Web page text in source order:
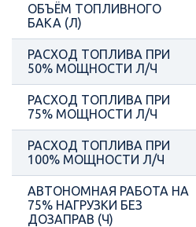
ОБЪЁМ ТОПЛИВНОГО
БАКА (Л)
РАСХОД ТОПЛИВА ПРИ
50% МОЩНОСТИ Л/Ч
РАСХОД ТОПЛИВА ПРИ
75% МОЩНОСТИ Л/Ч
РАСХОД ТОПЛИВА ПРИ
100% МОЩНОСТИ Л/Ч
АВТОНОМНАЯ РАБОТА НА
75% НАГРУЗКИ БЕЗ
ДОЗАПРАВ (Ч)